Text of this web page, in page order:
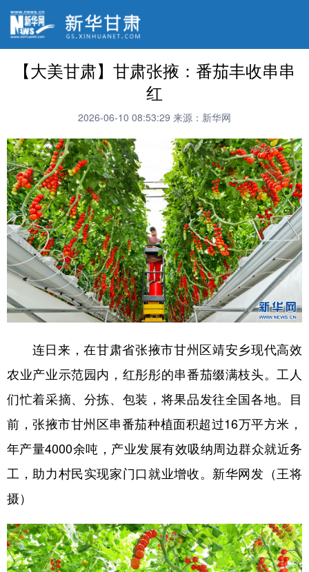
【大美甘肃】甘肃张掖：番茄丰收串串
红
2026-06-10 08:53:29 来源：新华网
连日来，在甘肃省张掖市甘州区靖安乡现代高效
农业产业示范园内，红彤彤的串番茄缀满枝头。工人
们忙着采摘、分拣、包装，将果品发往全国各地。目
前，张掖市甘州区串番茄种植面积超过16万平方米，
年产量4000余吨，产业发展有效吸纳周边群众就近务
工，助力村民实现家门口就业增收。新华网发（王将
摄）